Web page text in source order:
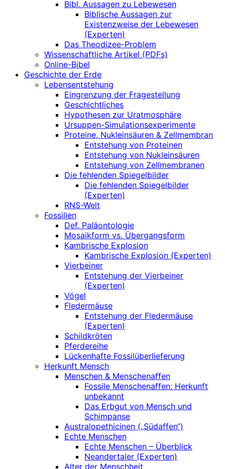
Bibl. Aussagen zu Lebewesen
Biblische Aussagen zur
Existenzweise der Lebewesen
(Experten)
Das Theodizee-Problem
Wissenschaftliche Artikel (PDFs)
Online-Bibel
Geschichte der Erde
Lebensentstehung
Eingrenzung der Fragestellung
Geschichtliches
Hypothesen zur Uratmosphäre
Ursuppen-Simulationsexperimente
Proteine, Nukleinsäuren & Zellmembran
Entstehung von Proteinen
Entstehung von Nukleinsäuren
Entstehung von Zellmembranen
Die fehlenden Spiegelbilder
Die fehlenden Spiegelbilder
(Experten)
RNS-Welt
Fossilien
Def. Paläontologie
Mosaikform vs. Übergangsform
Kambrische Explosion
Kambrische Explosion (Experten)
Vierbeiner
Entstehung der Vierbeiner
(Experten)
Vögel
Fledermäuse
Entstehung der Fledermäuse
(Experten)
Schildkröten
Pferdereihe
Lückenhafte Fossilüberlieferung
Herkunft Mensch
Menschen & Menschenaffen
Fossile Menschenaffen: Herkunft
unbekannt
Das Erbgut von Mensch und
Schimpanse
Australopethicinen („Südaffen“)
Echte Menschen
Echte Menschen – Überblick
Neandertaler (Experten)
Alter der Menschheit